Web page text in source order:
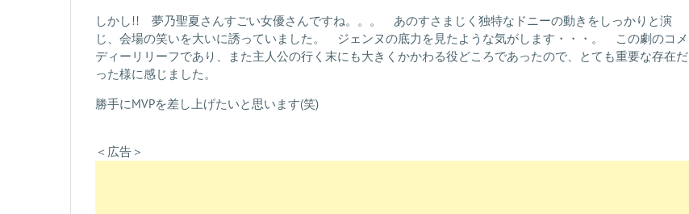
しかし!! 夢乃聖夏さんすごい女優さんですね。。。 あのすさまじく独特なドニーの動きをしっかりと演
じ、会場の笑いを大いに誘っていました。 ジェンヌの底力を見たような気がします・・・。 この劇のコメ
ディーリリーフであり、また主人公の行く末にも大きくかかわる役どころであったので、とても重要な存在だ
った様に感じました。
勝手にMVPを差し上げたいと思います(笑)
＜広告＞